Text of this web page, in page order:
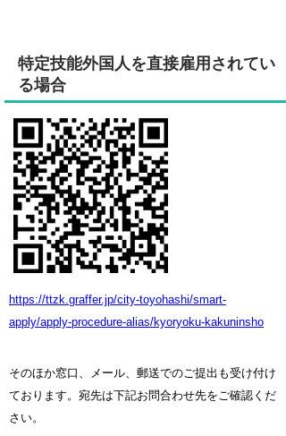
特定技能外国人を直接雇用されてい
る場合
https://ttzk.graffer.jp/city-toyohashi/smart-
apply/apply-procedure-alias/kyoryoku-kakuninsho
そのほか窓口、メール、郵送でのご提出も受け付け
ております。宛先は下記お問合わせ先をご確認くだ
さい。